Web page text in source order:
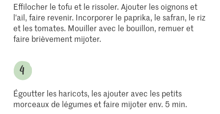
Effilocher le tofu et le rissoler. Ajouter les oignons et
l'ail, faire revenir. Incorporer le paprika, le safran, le riz
et les tomates. Mouiller avec le bouillon, remuer et
faire brièvement mijoter.
Égoutter les haricots, les ajouter avec les petits
morceaux de légumes et faire mijoter env. 5 min.